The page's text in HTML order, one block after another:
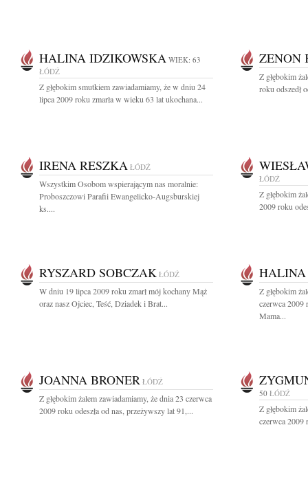
HALINA IDZIKOWSKA WIEK: 63
ŁÓDŹ
Z głębokim smutkiem zawiadamiamy, że w dniu 24
lipca 2009 roku zmarła w wieku 63 lat ukochana...
ZENON
Z głębokim
roku odszedł
IRENA RESZKA ŁÓDŹ
Wszystkim Osobom wspierającym nas moralnie:
Proboszczowi Parafii Ewangelicko-Augsburskiej
ks....
ŁÓDŹ
Z głębokim
2009 roku
RYSZARD SOBCZAK ŁÓDŹ
W dniu 19 lipca 2009 roku zmarł mój kochany Mąż
oraz nasz Ojciec, Teść, Dziadek i Brat...
Z głębokim
czerwca 2009
Mama...
JOANNA BRONER ŁÓDŹ
Z głębokim żalem zawiadamiamy, że dnia 23 czerwca
2009 roku odeszła od nas, przeżywszy lat 91,...
50 ŁÓDŹ
Z głębokim
czerwca 2009